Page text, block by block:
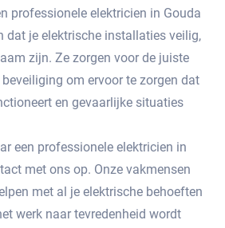
professionele elektricien in Gouda
dat je elektrische installaties veilig,
zijn.​ Ze zorgen voor de juiste
om ervoor te zorgen dat
en gevaarlijke situaties
een professionele elektricien in
met ons op.​ Onze vakmensen
met al je elektrische behoeften
werk naar tevredenheid wordt